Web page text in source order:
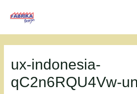
para
ux-indonesia-
qC2n6RQU4Vw-